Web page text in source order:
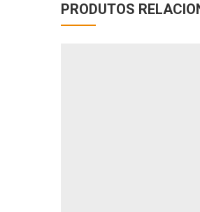
PRODUTOS